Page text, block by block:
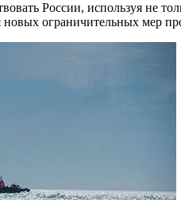
России, используя не
новых ограничительных мер